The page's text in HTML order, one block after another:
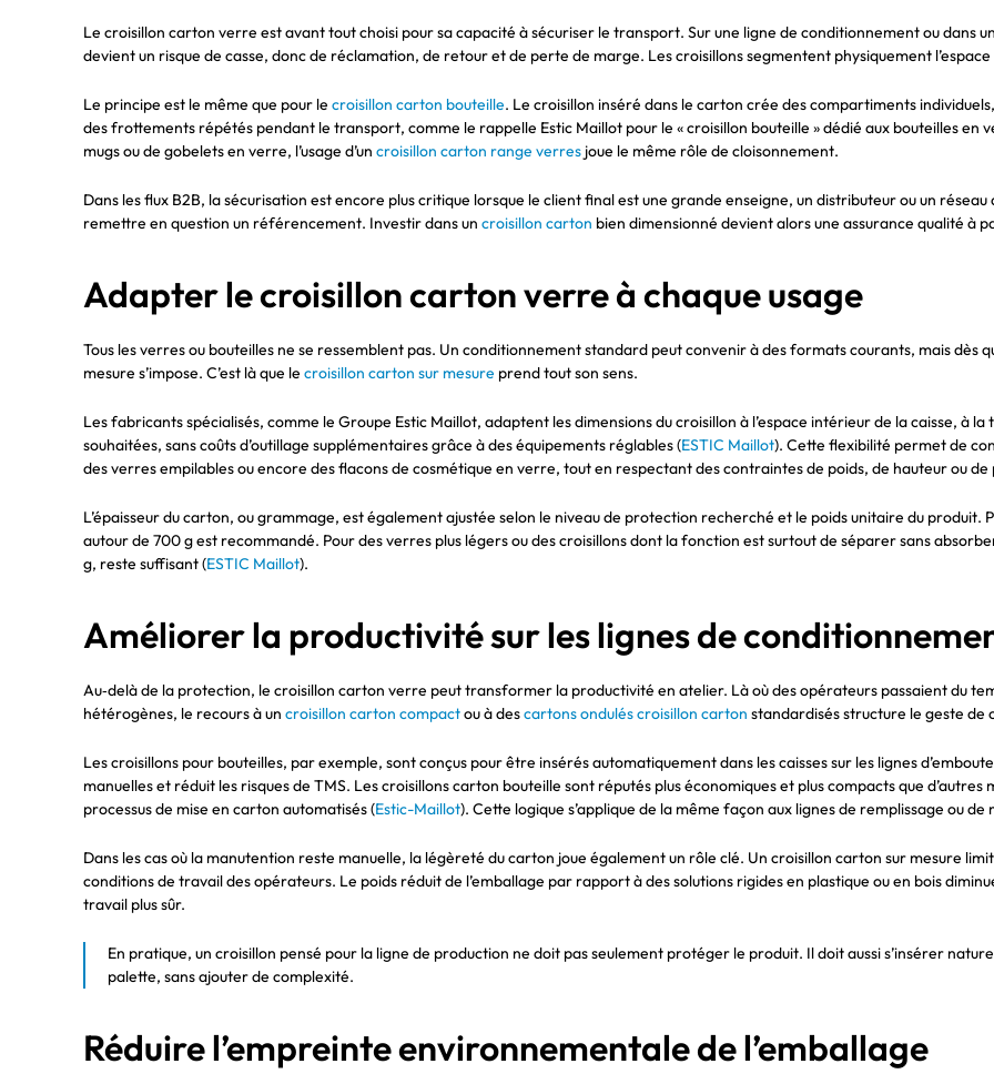
Le croisillon carton verre est avant tout choisi pour sa capacité à sécuriser le transport. Sur une ligne de conditionnement ou dans
devient un risque de casse, donc de réclamation, de retour et de perte de marge. Les croisillons segmentent physiquement
Le principe est le même que pour le croisillon carton bouteille. Le croisillon inséré dans le carton crée des compartiments
des frottements répétés pendant le transport, comme le rappelle Estic Maillot pour le « croisillon bouteille » dédié aux bouteilles en
mugs ou de gobelets en verre, l’usage d’un croisillon carton range verres joue le même rôle de cloisonnement.
Dans les flux B2B, la sécurisation est encore plus critique lorsque le client final est une grande enseigne, un distributeur ou un
remettre en question un référencement. Investir dans un croisillon carton bien dimensionné devient alors une assurance qualité à
Adapter le croisillon carton verre à chaque usage
Tous les verres ou bouteilles ne se ressemblent pas. Un conditionnement standard peut convenir à des formats courants, mais dès
mesure s’impose. C’est là que le croisillon carton sur mesure prend tout son sens.
Les fabricants spécialisés, comme le Groupe Estic Maillot, adaptent les dimensions du croisillon à l’espace intérieur de la caisse, à
souhaitées, sans coûts d’outillage supplémentaires grâce à des équipements réglables (ESTIC Maillot). Cette flexibilité permet de
des verres empilables ou encore des flacons de cosmétique en verre, tout en respectant des contraintes de poids, de hauteur ou
L’épaisseur du carton, ou grammage, est également ajustée selon le niveau de protection recherché et le poids unitaire du
autour de 700 g est recommandé. Pour des verres plus légers ou des croisillons dont la fonction est surtout de séparer sans
g, reste suffisant (ESTIC Maillot).
Améliorer la productivité sur les lignes de
Au‑delà de la protection, le croisillon carton verre peut transformer la productivité en atelier. Là où des opérateurs passaient du
hétérogènes, le recours à un croisillon carton compactou à descartons ondulés croisillon carton standardisés structure le geste
Les croisillons pour bouteilles, par exemple, sont conçus pour être insérés automatiquement dans les caisses sur les lignes
manuelles et réduit les risques de TMS. Les croisillons carton bouteille sont réputés plus économiques et plus compacts que
processus de mise en carton automatisés (Estic-Maillot). Cette logique s’applique de la même façon aux lignes de remplissage ou
Dans les cas où la manutention reste manuelle, la légèreté du carton joue également un rôle clé. Un croisillon carton sur mesure
conditions de travail des opérateurs. Le poids réduit de l’emballage par rapport à des solutions rigides en plastique ou en bois
travail plus sûr.
En pratique, un croisillon pensé pour la ligne de production ne doit pas seulement protéger le produit. Il doit aussi s’insérer
palette, sans ajouter de complexité.
Réduire l’empreinte environnementale de l’emballage